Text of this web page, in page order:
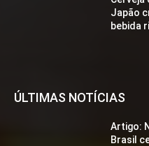
Japão
bebida
ÚLTIMAS NOTÍCIAS
Artigo:
Brasil